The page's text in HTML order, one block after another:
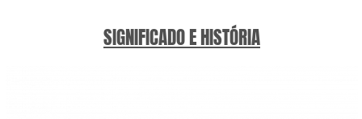
SIGNIFICADO E HISTÓRIA